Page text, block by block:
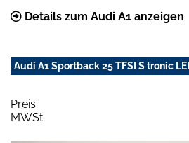
Details zum Audi A1 anzeigen
Audi A1 Sportback 25 TFSI S tronic
Preis:
MWSt: